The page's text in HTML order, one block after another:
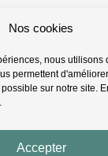
Nos cookies
nous utilisons
permettent
sur notre site.
Accepter